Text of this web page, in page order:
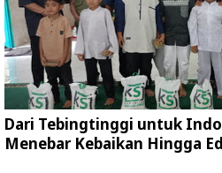
Dari Tebingtinggi untuk
Menebar Kebaikan Hingga